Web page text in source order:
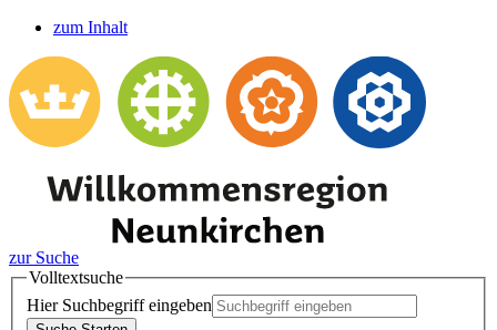
zum Inhalt
zur Suche
Volltextsuche
Hier Suchbegriff eingeben